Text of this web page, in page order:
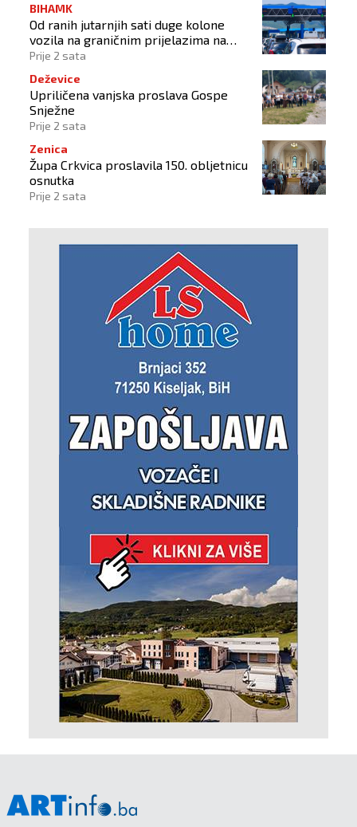
BIHAMK
Od ranih jutarnjih sati duge kolone
vozila na graničnim prijelazima na
izlazu iz BiH
Prije 2 sata
Deževice
Upriličena vanjska proslava Gospe
Snježne
Prije 2 sata
Zenica
Župa Crkvica proslavila 150. obljetnicu
osnutka
Prije 2 sata